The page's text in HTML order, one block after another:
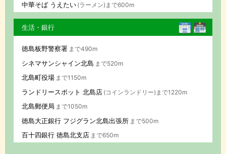
中華そば うえたい (ラーメン)まで600m
生活・銀行
徳島板野警察署 まで490m
シネマサンシャイン北島 まで520m
北島町役場 まで1150m
ランドリースポット 北島店 (コインランドリー)まで1220m
北島郵便局 まで1050m
徳島大正銀行 フジグラン北島出張所 まで500m
百十四銀行 徳島北支店 まで650m